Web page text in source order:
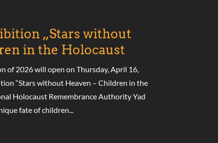
„Stars without
in the Holocaust
of 2026 will open on Thursday, April 16,
“Stars without Heaven – Children in the
Holocaust Remembrance Authority Yad
fate of children...